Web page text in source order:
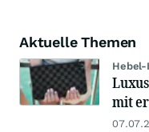
Aktuelle Themen
Hebel-
mit